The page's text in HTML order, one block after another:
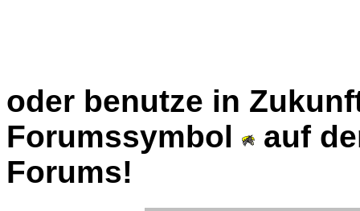
oder benutze in
Forumssymbol
auf
Forums!